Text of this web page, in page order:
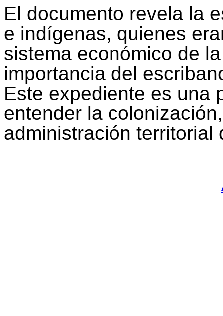
El documento revela la
e indígenas, quienes
sistema económico de
importancia del
Este expediente es una
entender la
administración territorial